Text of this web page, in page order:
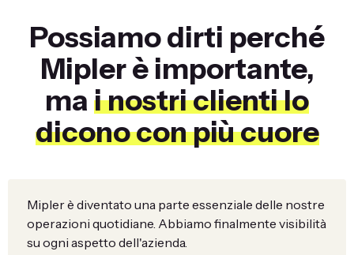
Possiamo dirti perché
Mipler è importante,
ma i nostri clienti lo
dicono con più cuore
Mipler è diventato una parte essenziale delle nostre
operazioni quotidiane. Abbiamo finalmente visibilità
su ogni aspetto dell'azienda.